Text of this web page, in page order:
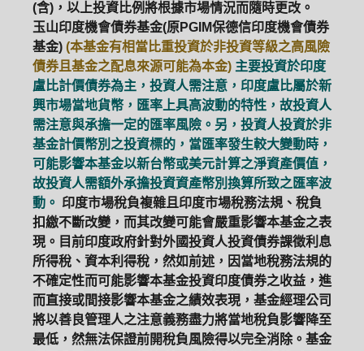
(含)，以上投資比例將根據市場情況而隨時更改。
玉山印度機會債券基金(原PGIM保德信印度機會債券
基金) (本基金有相當比重投資於非投資等級之高風險
債券且基金之配息來源可能為本金) 主要投資於印度
盧比計價債券為主，投資人需注意，印度盧比屬於新
興市場當地貨幣，匯率上具高波動的特性，故投資人
需注意與承擔一定的匯率風險。另，投資人投資於非
基金計價幣別之投資標的，當匯率發生較大變動時，
可能影響本基金以新台幣或美元計算之淨資產價值，
故投資人需額外承擔投資資產幣別換算所致之匯率波
動。 印度市場稅負複雜且印度市場稅務法規、稅負
扣繳不斷改變，而其改變可能會嚴重影響本基金之表
現。目前印度政府針對外國投資人投資債券課徵利息
所得稅、資本利得稅，然如前述，因當地稅務法規的
不確定性而可能影響本基金投資印度債券之收益，進
而直接或間接影響本基金之績效表現，基金經理公司
將以善良管理人之注意義務盡力將當地稅負影響降至
最低，然無法保證前開稅負風險得以完全消除。基金